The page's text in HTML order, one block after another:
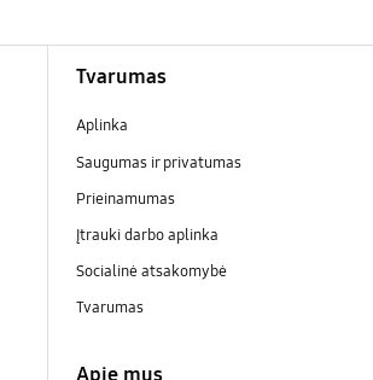
Tvarumas
Aplinka
Saugumas ir privatumas
Prieinamumas
Įtrauki darbo aplinka
Socialinė atsakomybė
Tvarumas
Apie mus